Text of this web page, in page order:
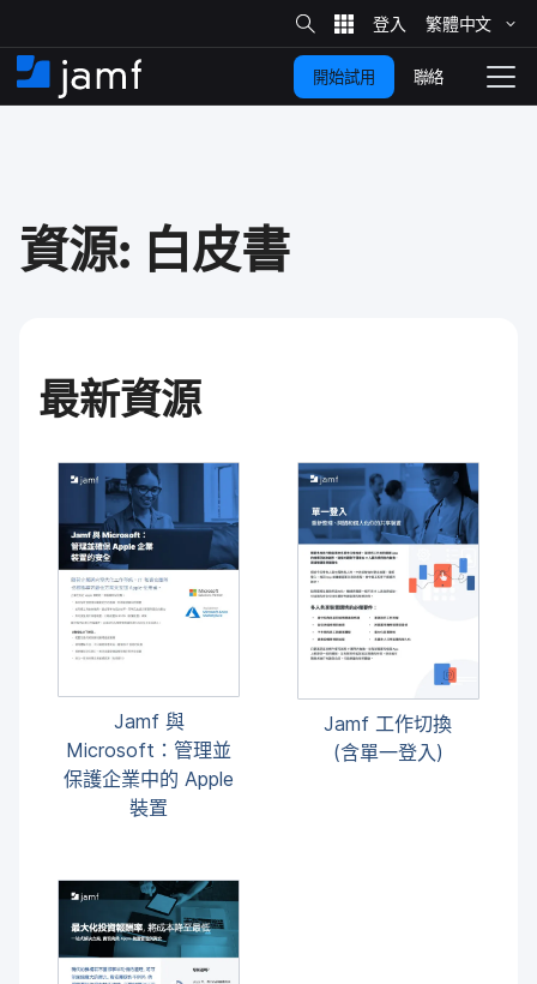
​
至
​
容
網
站
​搜
尋
繁體​中文
住
家
切
換
開始試用 聯絡
資源​: 白皮書
最​新​資源
Jamf 與
Microsoft ：​管理​並​
保護​企業​中​的 Apple
裝置
Jamf工作​切​換
(含單一​登入)